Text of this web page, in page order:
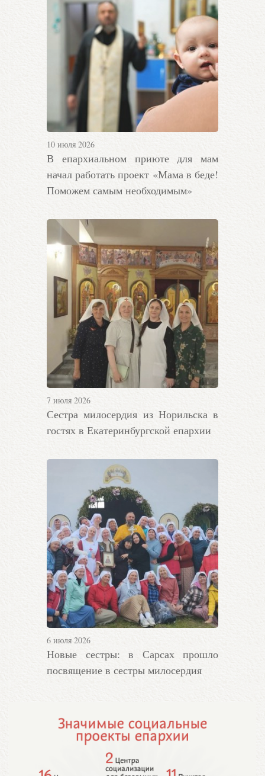
10 июля 2026
В епархиальном приюте для мам
начал работать проект «Мама в беде!
Поможем самым необходимым»
7 июля 2026
Сестра милосердия из Норильска в
гостях в Екатеринбургской епархии
6 июля 2026
Новые сестры: в Сарсах прошло
посвящение в сестры милосердия